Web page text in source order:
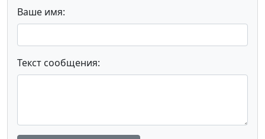
Ваше имя:
Текст сообщения: